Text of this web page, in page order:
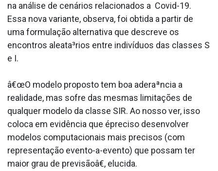
na análise de cenários relacionados a Covid-19.
Essa nova variante, observa, foi obtida a partir de
uma formulação alternativa que descreve os
encontros aleata³rios entre indivíduos das classes S
e I.
â€œO modelo proposto tem boa aderaªncia a
realidade, mas sofre das mesmas limitações de
qualquer modelo da classe SIR. Ao nosso ver, isso
coloca em evidência que épreciso desenvolver
modelos computacionais mais precisos (com
representação evento-a-evento) que possam ter
maior grau de previsãoâ€, elucida.